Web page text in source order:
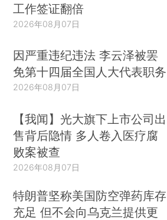
工作签证翻倍
2026年08月07日
因严重违纪违法 李云泽被罢
免第十四届全国人大代表职务
2026年08月07日
【我闻】光大旗下上市公司出
售背后隐情 多人卷入医疗腐
败案被查
2026年08月07日
特朗普坚称美国防空弹药库存
充足 但不会向乌克兰提供更